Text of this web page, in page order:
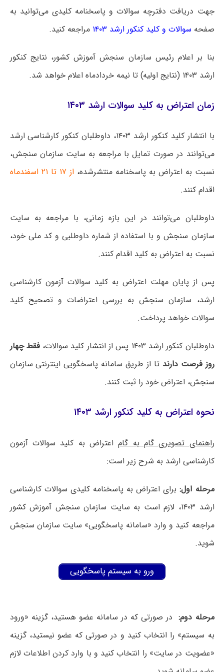
جهت دریافت دفترچه سوالات و پاسخنامه کلیدی می‌توانید به
صفحه سوالات و کلید کنکور ارشد ۱۴۰۳ مراجعه کنید.
بنا بر اعلام رئیس سازمان سنجش آموزش کشور، نتایج کنکور
ارشد ۱۴۰۳ (نتایج اولیه) تا نیمه خردادماه اعلام خواهد شد.
زمان اعتراض به کلید سوالات ارشد ۱۴۰۳
با انتشار کلید کنکور ارشد ۱۴۰۳، داوطلبان کنکور کارشناسی ارشد
می‌توانند در صورت تمایل با مراجعه به سایت سازمان سنجش،
نسبت به اعتراض به پاسخنامه منتشرشده،از ۱۷ تا ۲۱ اسفندماه
اقدام کنند.
داوطلبان می‌توانند در این بازه زمانی، با مراجعه به سایت
سازمان سنجش و با استفاده از شماره داوطلبی و کد ملی خود،
نسبت به اعتراض به کلید اقدام کنند.
پس از پایان مهلت اعتراض به کلید سوالات آزمون کارشناسی
ارشد، سازمان سنجش به بررسی اعتراضات و تصحیح کلید
سوالات خواهد پرداخت.
داوطلبان کنکور ارشد ۱۴۰۳ پس از انتشار کلید سوالات،
فقط چهار
روز فرصت دارند تا از طریق سامانه پاسخگویی اینترنتی سازمان
سنجش، اعتراض خود را ثبت کنند.
نحوه اعتراض به کلید کنکور ارشد ۱۴۰۳
راهنمای تصویری گام به گاماعتراض به کلید سوالات آزمون
کارشناسی ارشد به شرح زیر است:
مرحله اول:برای اعتراض به پاسخنامه کلیدی سوالات کارشناسی
ارشد ۱۴۰۳، لازم است به سایت سازمان سنجش آموزش کشور
مراجعه کنید و وارد «سامانه پاسخگویی» سایت سازمان سنجش
شوید.
ورو به سیستم پاسخگویی
مرحله دوم:در صورتی که در سامانه عضو هستید، گزینه «ورود
به سیستم» را انتخاب کنید و در صورتی که عضو نیستید، گزینه
«عضویت در سایت» را انتخاب کنید و با وارد کردن اطلاعات لازم